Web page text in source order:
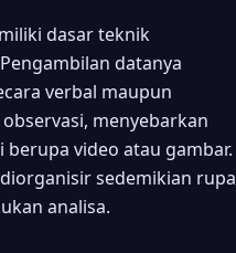
dasar teknik
datanya
verbal maupun
menyebarkan
video atau gambar.
sedemikian rupa
analisa.